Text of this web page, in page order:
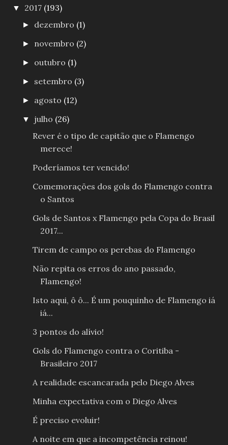
▼ 2017 (193)
► dezembro (1)
► novembro (2)
► outubro (1)
► setembro (3)
► agosto (12)
▼ julho (26)
Rever é o tipo de capitão que o Flamengo
merece!
Poderíamos ter vencido!
Comemorações dos gols do Flamengo contra
o Santos
Gols de Santos x Flamengo pela Copa do Brasil
2017...
Tirem de campo os perebas do Flamengo
Não repita os erros do ano passado,
Flamengo!
Isto aqui, ô ô... É um pouquinho de Flamengo iá
iá...
3 pontos do alívio!
Gols do Flamengo contra o Coritiba -
Brasileiro 2017
A realidade escancarada pelo Diego Alves
Minha expectativa com o Diego Alves
É preciso evoluir!
A noite em que a incompetência reinou!